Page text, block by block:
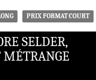
PRIX FORMAT COURT
SELDER,
MÉTRANGE